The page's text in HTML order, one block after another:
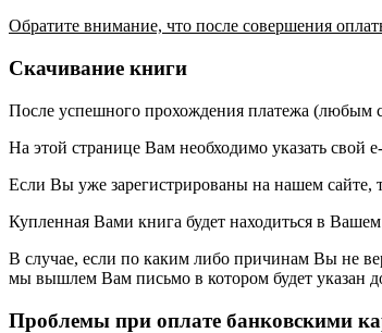
Обратите внимание, что после совершения
Скачивание книги
После успешного прохождения платежа (любым
На этой странице Вам необходимо указать свой
Если Вы уже зарегистрированы на нашем сайте,
Купленная Вами книга будет находиться в
В случае, если по каким либо причинам Вы не
мы вышлем Вам письмо в котором будет указан
Проблемы при оплате банковскими